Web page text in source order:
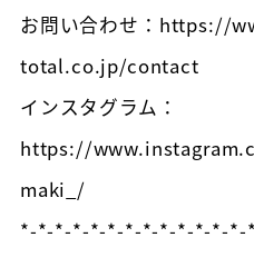
お問い合わせ：https://
total.co.jp/contact
インスタグラム：
https://
maki_/
*-*-*-*-*-*-*-*-*-*-*-*-